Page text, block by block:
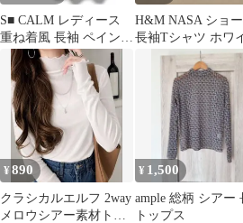
S■ CALM レディース
重ね着風 長袖 ペイント
カットソー スタッズ
H&M NASA ショ
長袖Tシャツ ホワ
¥890
クラシカルエルフ 2way
メロウシアー素材トッ
¥ 1,500
ample 総柄 シアー
トップス